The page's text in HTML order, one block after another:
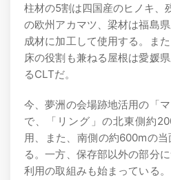
柱材の5割は四国産のヒノキ、
の欧州アカマツ、梁材は福島
成材に加工して使用する。ま
床の役割も兼ねる屋根は愛媛
るCLTだ。
今、夢洲の会場跡地活用の「
で、「リング」の北東側約
用、また、南側の約600mの
る。一方、保存部以外の部分
利用の取組みも始まっている